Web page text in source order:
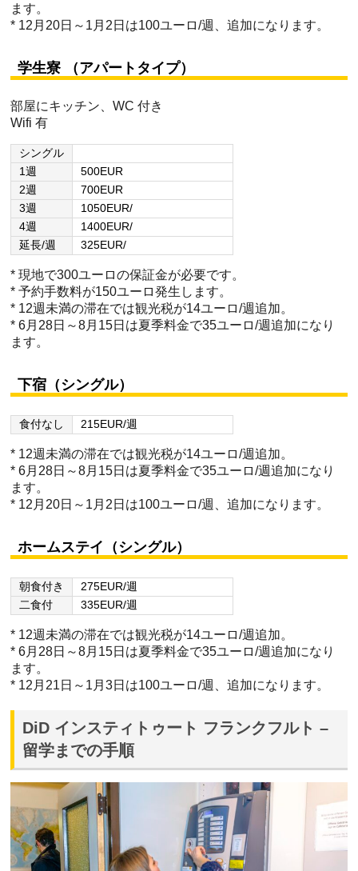
ます。
* 12月20日～1月2日は100ユーロ/週、追加になります。
学生寮 （アパートタイプ）
部屋にキッチン、WC 付き
Wifi 有
シングル
1週
500EUR
2週
700EUR
3週
1050EUR/
4週
1400EUR/
延長/週
325EUR/
* 現地で300ユーロの保証金が必要です。
* 予約手数料が150ユーロ発生します。
* 12週未満の滞在では観光税が14ユーロ/週追加。
* 6月28日～8月15日は夏季料金で35ユーロ/週追加になり
ます。
下宿（シングル）
食付なし 215EUR/週
* 12週未満の滞在では観光税が14ユーロ/週追加。
* 6月28日～8月15日は夏季料金で35ユーロ/週追加になり
ます。
* 12月20日～1月2日は100ユーロ/週、追加になります。
ホームステイ（シングル）
朝食付き
275EUR/週
二食付
335EUR/週
* 12週未満の滞在では観光税が14ユーロ/週追加。
* 6月28日～8月15日は夏季料金で35ユーロ/週追加になり
ます。
* 12月21日～1月3日は100ユーロ/週、追加になります。
DiD インスティトゥート フランクフルト –
留学までの手順